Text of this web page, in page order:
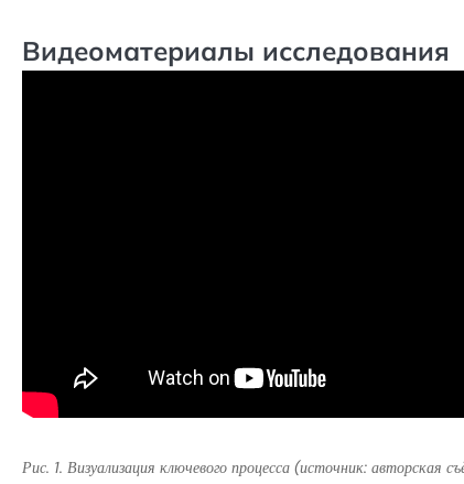
Видеоматериалы исследования
Рис. 1. Визуализация ключевого процесса (источник: авторская